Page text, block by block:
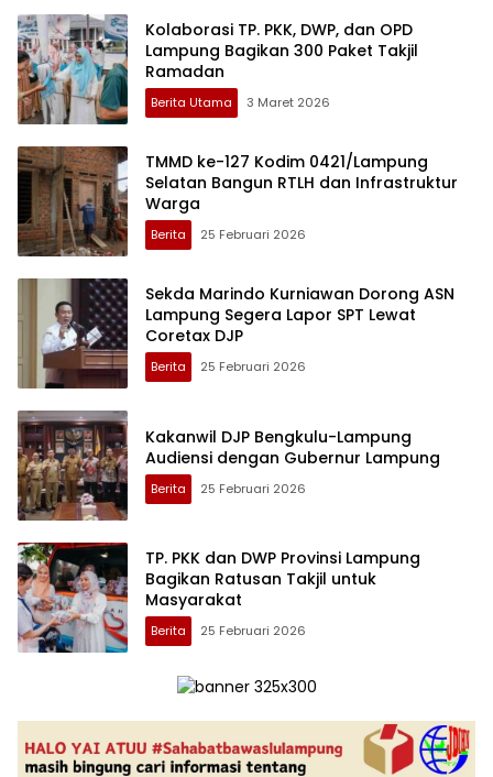
Kolaborasi TP. PKK, DWP, dan OPD
Lampung Bagikan 300 Paket Takjil
Ramadan
Berita Utama 3 Maret 2026
TMMD ke-127 Kodim 0421/Lampung
Selatan Bangun RTLH dan Infrastruktur
Warga
Berita 25 Februari 2026
Sekda Marindo Kurniawan Dorong ASN
Lampung Segera Lapor SPT Lewat
Coretax DJP
Berita 25 Februari 2026
Kakanwil DJP Bengkulu-Lampung
Audiensi dengan Gubernur Lampung
Berita 25 Februari 2026
TP. PKK dan DWP Provinsi Lampung
Bagikan Ratusan Takjil untuk
Masyarakat
Berita 25 Februari 2026